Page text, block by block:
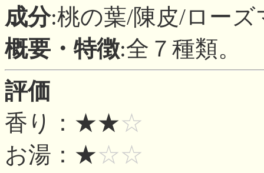
成分:桃の葉/陳皮/ローズ
概要・特徴:全７種類。
評価
香り：★★☆
お湯：★☆☆